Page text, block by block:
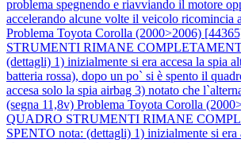
problema spegnendo e riavviando il motore
accelerando alcune volte il veicolo ricomincia
Problema Toyota Corolla (2000>2006)
STRUMENTI RIMANE
(dettagli) 1) inizialmente si era accesa la spia
batteria rossa), dopo un po` si è spento il
accesa solo la spia airbag 3) notato che
(segna 11,8v) Problema Toyota Corolla
QUADRO STRUMENTI RIMANE
SPENTO nota: (dettagli) 1) inizialmente si era